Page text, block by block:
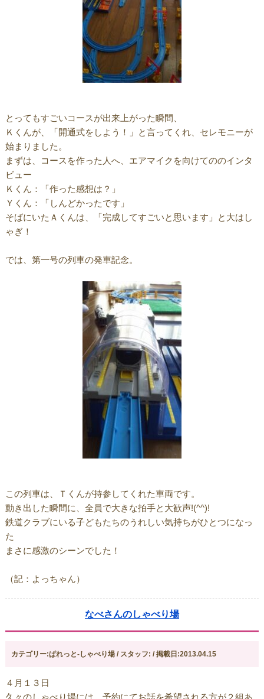
とってもすごいコースが出来上がった瞬間、
Ｋくんが、「開通式をしよう！」と言ってくれ、セレモニーが
始まりました。
まずは、コースを作った人へ、エアマイクを向けてののインタ
ビュー
Ｋくん：「作った感想は？」
Ｙくん：「しんどかったです」
そばにいたＡくんは、「完成してすごいと思います」と大はし
ゃぎ！
では、第一号の列車の発車記念。
この列車は、Ｔくんが持参してくれた車両です。
動き出した瞬間に、全員で大きな拍手と大歓声!(^^)!
鉄道クラブにいる子どもたちのうれしい気持ちがひとつになっ
た
まさに感激のシーンでした！
（記：よっちゃん）
なべさんのしゃべり場
カテゴリー:ぱれっと-しゃべり場 / スタッフ: / 掲載日:2013.04.15
４月１３日